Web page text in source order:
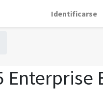
Identificarse
Enterprise